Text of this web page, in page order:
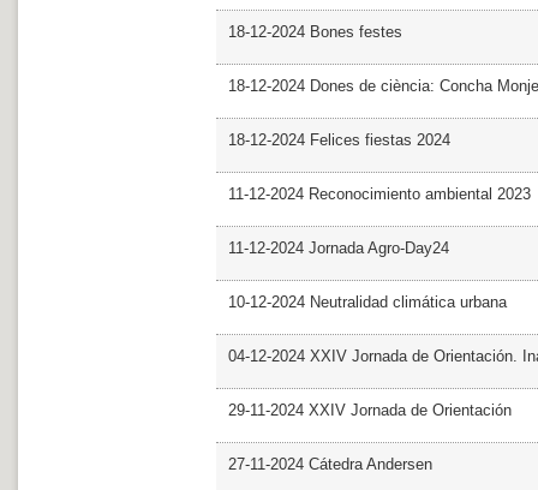
18-12-2024 Bones festes
18-12-2024 Dones de ciència: Concha Monje
18-12-2024 Felices fiestas 2024
11-12-2024 Reconocimiento ambiental 2023
11-12-2024 Jornada Agro-Day24
10-12-2024 Neutralidad climática urbana
04-12-2024 XXIV Jornada de Orientación.
29-11-2024 XXIV Jornada de Orientación
27-11-2024 Cátedra Andersen